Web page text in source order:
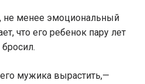
не менее эмоциональный
что его ребенок пару лет
мужика вырастить,—